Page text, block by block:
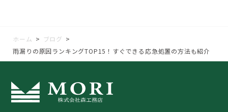
ホーム > ブログ >
雨漏りの原因ランキングTOP15！すぐできる応急処置の方法も紹介